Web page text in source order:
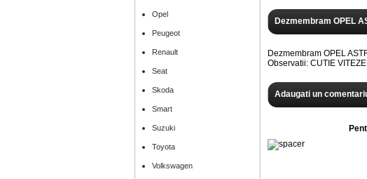
Opel
Peugeot
Renault
Seat
Skoda
Smart
Suzuki
Toyota
Volkswagen
Dezmembram OPEL
Dezmembram OPEL
Observatii: CUTIE
Adaugati un